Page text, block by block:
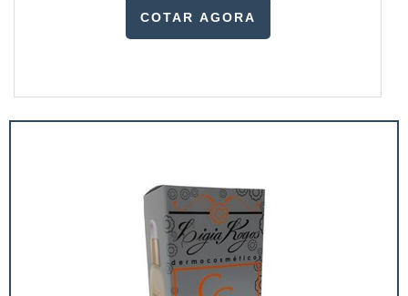
COTAR AGORA